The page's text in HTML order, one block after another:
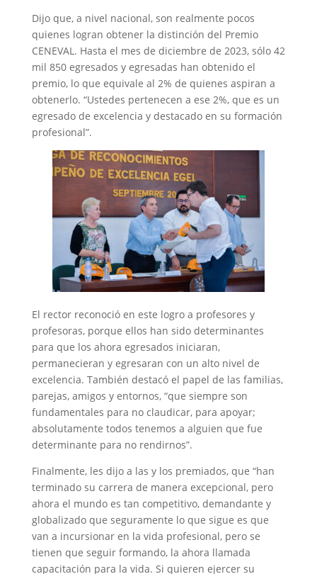
Dijo que, a nivel nacional, son realmente pocos
quienes logran obtener la distinción del Premio
CENEVAL. Hasta el mes de diciembre de 2023, sólo 42
mil 850 egresados y egresadas han obtenido el
premio, lo que equivale al 2% de quienes aspiran a
obtenerlo. “Ustedes pertenecen a ese 2%, que es un
egresado de excelencia y destacado en su formación
profesional”.
El rector reconoció en este logro a profesores y
profesoras, porque ellos han sido determinantes
para que los ahora egresados iniciaran,
permanecieran y egresaran con un alto nivel de
excelencia. También destacó el papel de las familias,
parejas, amigos y entornos, “que siempre son
fundamentales para no claudicar, para apoyar;
absolutamente todos tenemos a alguien que fue
determinante para no rendirnos”.
Finalmente, les dijo a las y los premiados, que “han
terminado su carrera de manera excepcional, pero
ahora el mundo es tan competitivo, demandante y
globalizado que seguramente lo que sigue es que
van a incursionar en la vida profesional, pero se
tienen que seguir formando, la ahora llamada
capacitación para la vida. Si quieren ejercer su